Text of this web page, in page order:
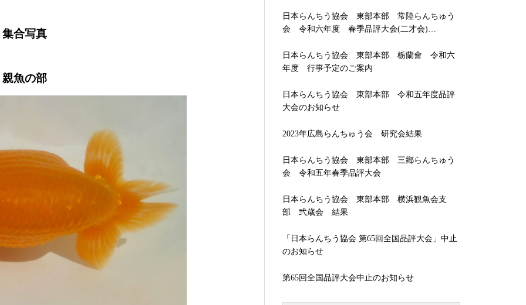
集合写真
親魚の部
日本らんちう協会 東部本部 常陸らんちゅう
会 令和六年度 春季品評大会(二才会)…
日本らんちう協会 東部本部 栃蘭會 令和六
年度 行事予定のご案内
日本らんちう協会 東部本部 令和五年度品評
大会のお知らせ
2023年広島らんちゅう会 研究会結果
日本らんちう協会 東部本部 三鄕らんちゅう
会 令和五年春季品評大会
日本らんちう協会 東部本部 横浜観魚会支
部 弐歳会 結果
「日本らんちう協会 第65回全国品評大会」中止
のお知らせ
第65回全国品評大会中止のお知らせ